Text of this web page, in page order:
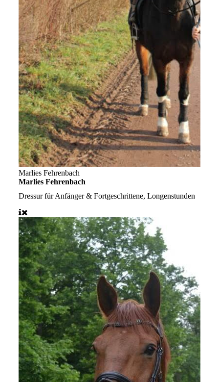
Marlies Fehrenbach
Marlies Fehrenbach
Dressur für Anfänger & Fortgeschrittene, Longenstunden